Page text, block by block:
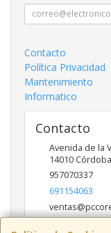
Contacto
Política Privacidad
Mantenimiento
Informatico
Contacto
Avenida de la
14010 Córdoba
957070337
691154063